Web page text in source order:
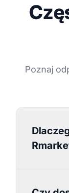
Poznaj